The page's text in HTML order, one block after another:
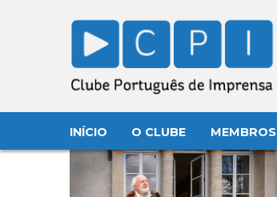
INÍCIO O CLUBE MEMBROS